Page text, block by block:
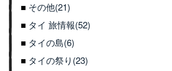
その他(21)
タイ 旅情報(52)
タイの島(6)
タイの祭り(23)